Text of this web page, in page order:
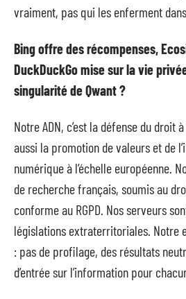
vraiment, pas qui les enferment
Bing offre des récompenses,
DuckDuckGo mise sur la vie
singularité de Qwant ?
Notre ADN, c’est la défense du droit
aussi la promotion de valeurs et de
numérique à l’échelle européenne.
de recherche français, soumis au
conforme au RGPD. Nos serveurs
législations extraterritoriales. Notre
: pas de profilage, des résultats
d’entrée sur l’information pour